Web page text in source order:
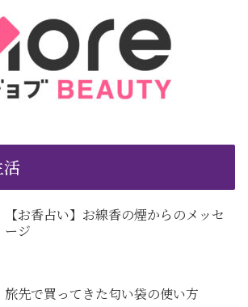
【お香占い】お線香の煙からのメッセ
ージ
旅先で買ってきた匂い袋の使い方